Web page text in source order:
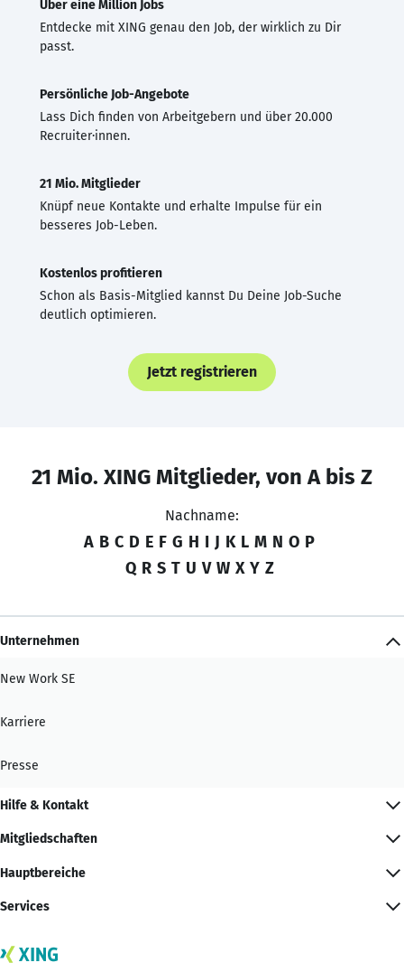
Über eine Million Jobs
Entdecke mit XING genau den Job, der wirklich zu Dir
passt.
Persönliche Job-Angebote
Lass Dich finden von Arbeitgebern und über 20.000
Recruiter·innen.
21 Mio. Mitglieder
Knüpf neue Kontakte und erhalte Impulse für ein
besseres Job-Leben.
Kostenlos profitieren
Schon als Basis-Mitglied kannst Du Deine Job-Suche
deutlich optimieren.
Jetzt registrieren
21 Mio. XING Mitglieder, von A bis Z
Nachname:
A B C D E F G H I J K L M N O P
Q R S T U V W X Y Z
Unternehmen
New Work SE
Karriere
Presse
Hilfe & Kontakt
Mitgliedschaften
Hauptbereiche
Services